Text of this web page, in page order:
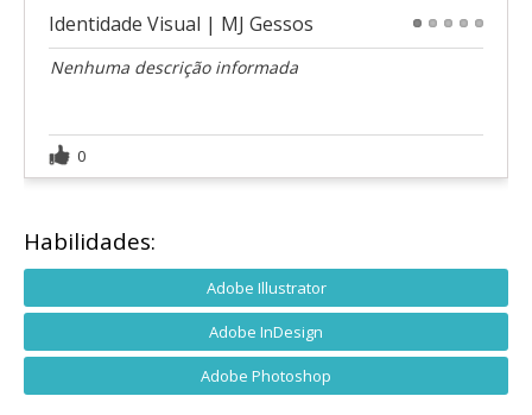
Identidade Visual | MJ Gessos
Nenhuma descrição informada
0
Habilidades:
Adobe Illustrator
Adobe InDesign
Adobe Photoshop